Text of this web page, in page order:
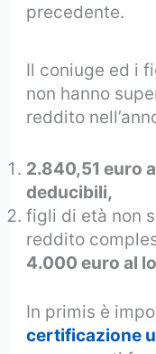
precedente.
Il coniuge ed i
non hanno
reddito
2.840,51 euro
deducibili,
figli di età non
reddito
4.000 euro al
In primis è
certificazione